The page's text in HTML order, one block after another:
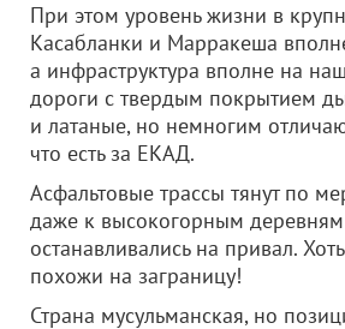
При этом уровень жизни в
Касабланки и Марракеша
а инфраструктура вполне на
дороги с твердым покрытием
и латаные, но немногим
что есть за ЕКАД.
Асфальтовые трассы тянут по
даже к высокогорным
останавливались на привал.
похожи на заграницу!
Страна мусульманская, но